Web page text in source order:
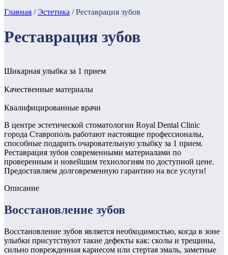
Главная / Эстетика /Реставрация зубов
Реставрация зубов
Шикарная улыбка за 1 прием
Качественные материалы
Квалифицированные врачи
В центре эстетической стоматологии Royal Dental Clinic
города Ставрополь работают настоящие профессионалы,
способные подарить очаровательную улыбку за 1 прием.
Реставрация зубов современными материалами по
проверенным и новейшим технологиям по доступной цене.
Предоставляем долговременную гарантию на все услуги!
Описание
Восстановление зубов
Восстановление зубов является необходимостью, когда в зоне
улыбки присутствуют такие дефекты как: сколы и трещины,
сильно поврежденная кариесом или стертая эмаль, заметные